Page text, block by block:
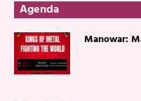
Agenda
Manowar: